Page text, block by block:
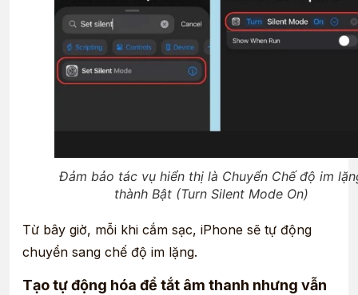
Đảm bảo tác vụ hiển thị là Chuyển Chế độ im
thành Bật (Turn Silent Mode On)
Từ bây giờ, mỗi khi cắm sạc, iPhone sẽ tự động
chuyển sang chế độ im lặng.
Tạo tự động hóa để tắt âm thanh nhưng vẫn